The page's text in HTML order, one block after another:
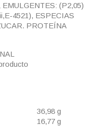
(P2,05)
4521), ESPECIAS
PROTEÍNA
36,98 g
16,77 g